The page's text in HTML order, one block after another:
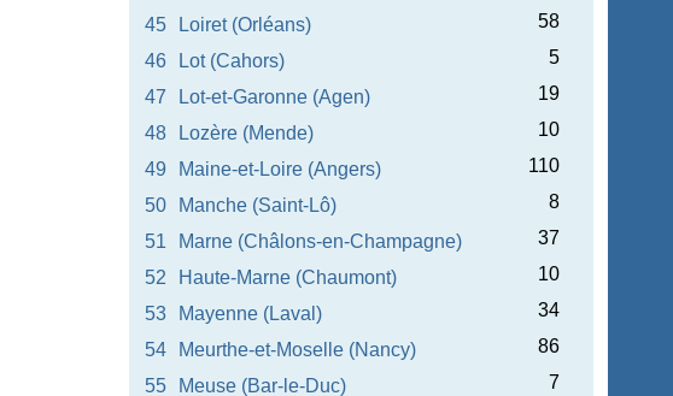
45
Loiret (Orléans)
58
46
Lot (Cahors)
5
47
Lot-et-Garonne (Agen)
19
48
Lozère (Mende)
10
49
Maine-et-Loire (Angers)
110
50
Manche (Saint-Lô)
8
51
Marne (Châlons-en-Champagne)
37
52
Haute-Marne (Chaumont)
10
53
Mayenne (Laval)
34
54
Meurthe-et-Moselle (Nancy)
86
55
Meuse (Bar-le-Duc)
7